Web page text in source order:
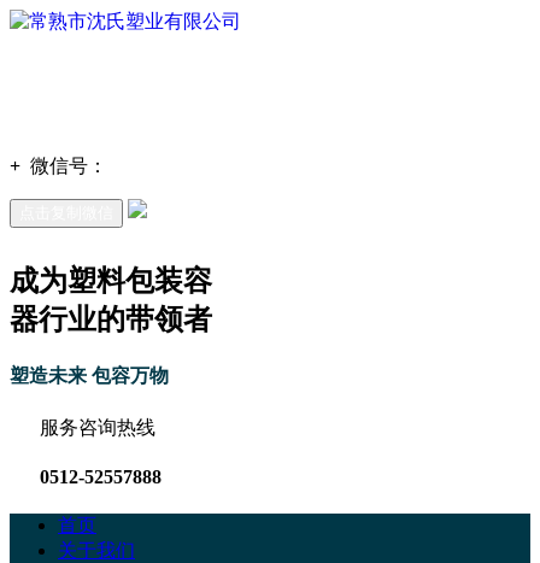
+ 微信号：
成为塑料包装容
器行业的带领者
塑造未来 包容万物
服务咨询热线
0512-52557888
首页
关于我们